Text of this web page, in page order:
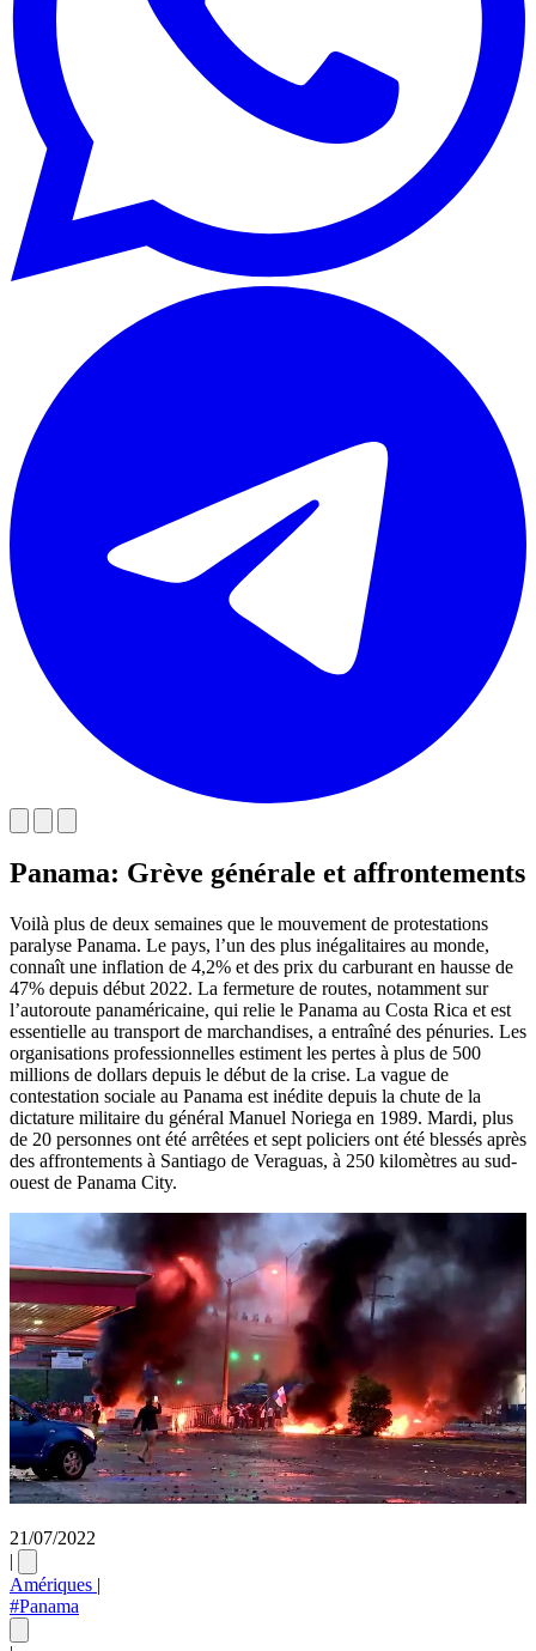
Panama: Grève générale et affrontements
Voilà plus de deux semaines que le mouvement de protestations
paralyse Panama. Le pays, l’un des plus inégalitaires au monde,
connaît une inflation de 4,2% et des prix du carburant en hausse de
47% depuis début 2022. La fermeture de routes, notamment sur
l’autoroute panaméricaine, qui relie le Panama au Costa Rica et est
essentielle au transport de marchandises, a entraîné des pénuries. Les
organisations professionnelles estiment les pertes à plus de 500
millions de dollars depuis le début de la crise. La vague de
contestation sociale au Panama est inédite depuis la chute de la
dictature militaire du général Manuel Noriega en 1989. Mardi, plus
de 20 personnes ont été arrêtées et sept policiers ont été blessés après
des affrontements à Santiago de Veraguas, à 250 kilomètres au sud-
ouest de Panama City.
21/07/2022
|
Amériques |
#Panama